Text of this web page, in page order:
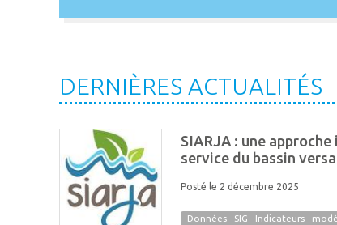
DERNIÈRES ACTUALITÉS
SIARJA : une
service du bassin
Posté le 2 décembre 2025
Données - SIG - Indicateurs -